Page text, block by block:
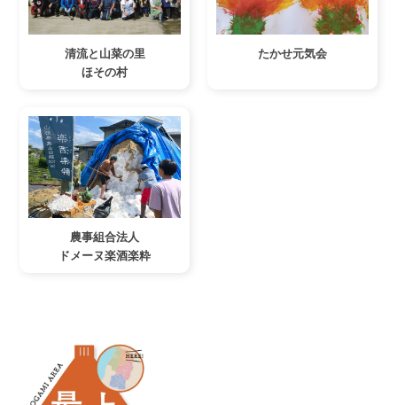
清流と山菜の里
ほその村
たかせ元気会
農事組合法人
ドメーヌ楽酒楽粋